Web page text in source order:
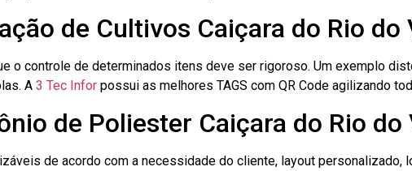
de Cultivos Caiçara do Rio do
o controle de determinados itens deve ser rigoroso. Um exemplo
A 3 Tec Infor possui as melhores TAGS com QR Code agilizando
de Poliester Caiçara do Rio do
de acordo com a necessidade do cliente, layout personalizado,